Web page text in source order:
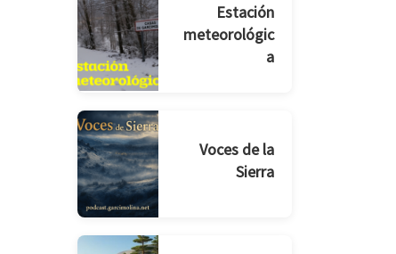
Estación
meteorológic
a
Voces de la
Sierra